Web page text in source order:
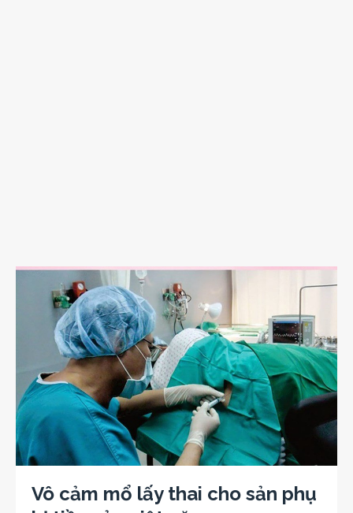
Vô cảm mổ lấy thai cho sản phụ